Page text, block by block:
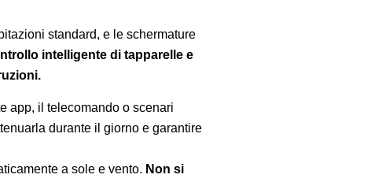
standard, e le schermature
intelligente di tapparelle e
app, il telecomando o scenari
durante il giorno e garantire
a sole e vento. Non si